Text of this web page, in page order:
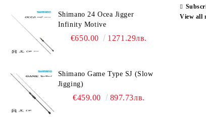
Shimano 24 Ocea Jigger
Infinity Motive
€650.00 1271.29лв.
Shimano Game Type SJ (Slow
Jigging)
€459.00 897.73лв.
View all